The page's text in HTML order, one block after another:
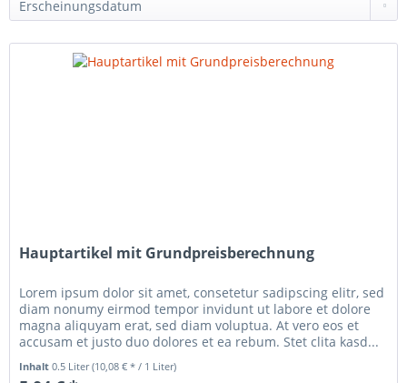
Hauptartikel mit Grundpreisberechnung
Lorem ipsum dolor sit amet, consetetur sadipscing elitr, sed
diam nonumy eirmod tempor invidunt ut labore et dolore
magna aliquyam erat, sed diam voluptua. At vero eos et
accusam et justo duo dolores et ea rebum. Stet clita kasd...
Inhalt0.5 Liter(10,08 € * / 1 Liter)